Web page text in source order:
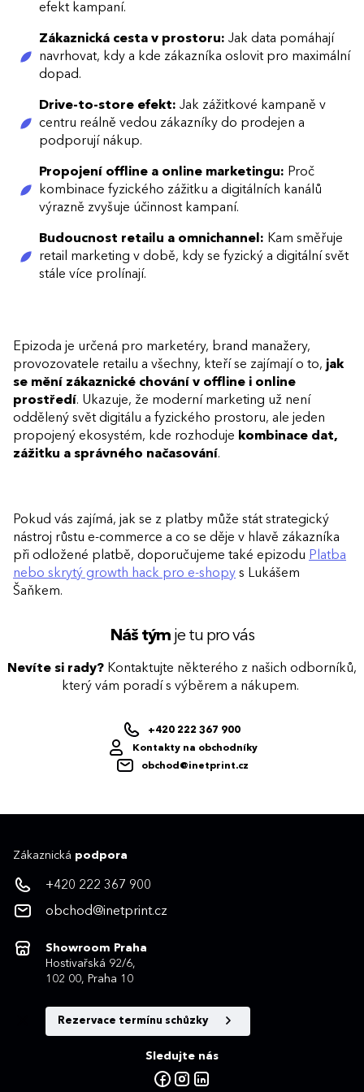
efekt kampaní.
Zákaznická cesta v prostoru: Jak data pomáhají
navrhovat, kdy a kde zákazníka oslovit pro maximální
dopad.
Drive-to-store efekt: Jak zážitkové kampaně v
centru reálně vedou zákazníky do prodejen a
podporují nákup.
Propojení offline a online marketingu: Proč
kombinace fyzického zážitku a digitálních kanálů
výrazně zvyšuje účinnost kampaní.
Budoucnost retailu a omnichannel: Kam směřuje
retail marketing v době, kdy se fyzický a digitální svět
stále více prolínají.
Epizoda je určená pro marketéry, brand manažery,
provozovatele retailu a všechny, kteří se zajímají o to, jak
se mění zákaznické chování v offline i online
prostředí. Ukazuje, že moderní marketing už není
oddělený svět digitálu a fyzického prostoru, ale jeden
propojený ekosystém, kde rozhoduje kombinace dat,
zážitku a správného načasování.
Pokud vás zajímá, jak se z platby může stát strategický
nástroj růstu e-commerce a co se děje v hlavě zákazníka
při odložené platbě, doporučujeme také epizodu Platba
nebo skrytý growth hack pro e-shopy s Lukášem
Šaňkem.
Náš týmje tu pro vás
Nevíte si rady? Kontaktujte některého z našich odborníků,
který vám poradí s výběrem a nákupem.
+420 222 367 900
Kontakty na obchodníky
obchod@inetprint.cz
Zákaznická podpora
+420 222 367 900
obchod@inetprint.cz
Showroom Praha
Hostivařská 92/6,
102 00, Praha 10
Rezervace termínu schůzky
Sledujte nás